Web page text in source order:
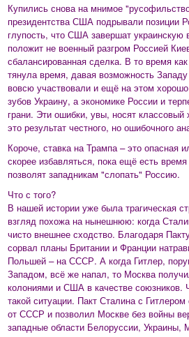
Купились снова на мнимое
президентства США подрывали позиции
глупость, что США завершат украинскую
положит не военный разгром Россией
сбалансированная сделка. В то время
тянула время, давая возможность
вовсю участвовали и ещё на этом
зубов Украину, а экономике России и
грани. Эти ошибки, увы, носят
это результат честного, но ошибочного
Короче, ставка на Трампа – это опасная
скорее избавляться, пока ещё есть
позволят западникам "слопать" Россию.
Что с того?
В нашей истории уже была трагическая
взгляд похожа на нынешнюю: когда
чисто внешнее сходство. Благодаря
сорвал планы Британии и Франции
Польшей – на СССР. А когда Гитлер,
Западом, всё же напал, то Москва
колониями и США в качестве
такой ситуации. Пакт Сталина с
от СССР и позволил Москве без войны
западные области Белоруссии, Украины,